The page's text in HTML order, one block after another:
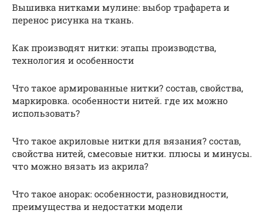
Вышивка нитками мулине: выбор трафарета и
перенос рисунка на ткань.
Как производят нитки: этапы производства,
технология и особенности
Что такое армированные нитки? состав, свойства,
маркировка. особенности нитей. где их можно
использовать?
Что такое акриловые нитки для вязания? состав,
свойства нитей, смесовые нитки. плюсы и минусы.
что можно вязать из акрила?
Что такое анорак: особенности, разновидности,
преимущества и недостатки модели